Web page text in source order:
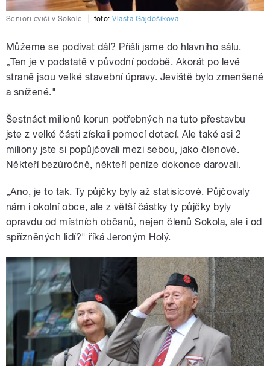
Senioři cvičí v Sokole. foto:Vlasta Gajdošíková
Můžeme se podívat dál? Přišli jsme do hlavního sálu.
„Ten je v podstatě v původní podobě. Akorát po levé
straně jsou velké stavební úpravy. Jeviště bylo zmenšené
a snížené."
Šestnáct milionů korun potřebných na tuto přestavbu
jste z velké části získali pomocí dotací. Ale také asi 2
miliony jste si popůjčovali mezi sebou, jako členové.
Někteří bezúročně, někteří peníze dokonce darovali.
„Ano, je to tak. Ty půjčky byly až statisícové. Půjčovaly
nám i okolní obce, ale z větší částky ty půjčky byly
opravdu od místních občanů, nejen členů Sokola, ale i od
spřízněných lidí?" říká Jeroným Holý.